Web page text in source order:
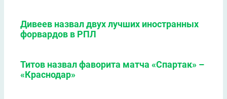
Дивеев назвал двух лучших иностранных
форвардов в РПЛ
Титов назвал фаворита матча «Спартак» –
«Краснодар»